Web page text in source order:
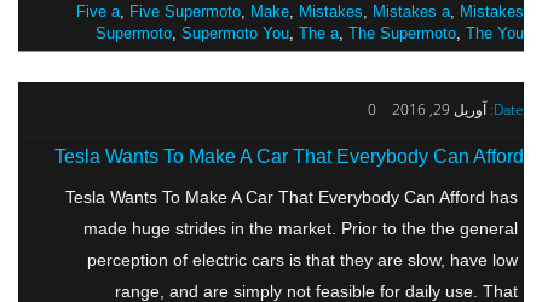
Five a,Five Supermoto,Make,Mistakes,Mistakes a,Mistakes
Supermoto,Supermoto You,The a,The Supermoto,The You
Date: آوریل 29, 2016 0
Tesla Wants To Make A Car That Everybody Can Afford
Tesla Wants To Make A Car That Everybody Can Afford has
made huge strides in the market. Prior to the the general
perception of electric cars is that they are slow, have low
range, and are simply not feasible for daily use. That